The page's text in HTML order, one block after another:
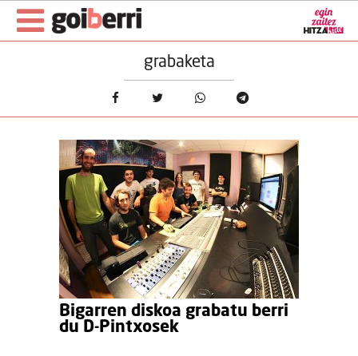
grabaketa
Bigarren diskoa grabatu berri
du D-Pintxosek